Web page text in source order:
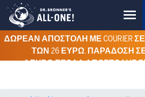
ΔΩΡΕΑΝ ΑΠΟΣΤΟΛΗ ΜΕ COURIER
ΤΩΝ 26 ΕΥΡΩ. ΠΑΡΑΔΟΣΗ